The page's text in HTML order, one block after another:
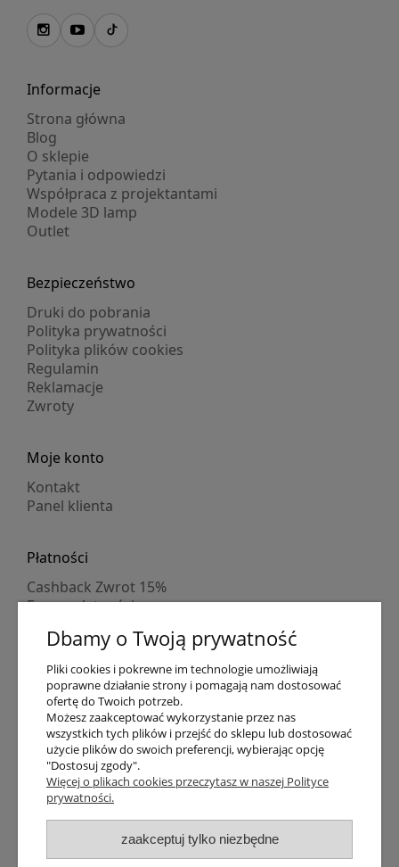
Informacje
Strona główna
Blog
O sklepie
Pytania i odpowiedzi
Współpraca z projektantami
Modele 3D lamp
Outlet
Bezpieczeństwo
Druki do pobrania
Polityka prywatności
Polityka plików cookies
Regulamin
Reklamacje
Zwroty
Moje konto
Kontakt
Panel klienta
Płatności
Cashback Zwrot 15%
Formy płatności
Numer konta
PayPo kupujesz, nie płacisz
Progi rabatowe
Promocje
Dostawa
Czas wysyłki
Dostawa
Śledzenie przesyłki GLS
Śledzenie przesyłki DPD
Shipping abroad
Dbamy o Twoją prywatność
Pliki cookies i pokrewne im technologie umożliwiają
poprawne działanie strony i pomagają nam dostosować
ofertę do Twoich potrzeb.
Możesz zaakceptować wykorzystanie przez nas
wszystkich tych plików i przejść do sklepu lub dostosować
użycie plików do swoich preferencji, wybierając opcję
"Dostosuj zgody".
Więcej o plikach cookies przeczytasz w naszej Polityce
prywatności.
zaakceptuj tylko niezbędne